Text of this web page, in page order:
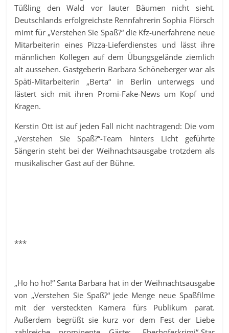
Tüßling den Wald vor lauter Bäumen nicht sieht.
Deutschlands erfolgreichste Rennfahrerin Sophia Flörsch
mimt für „Verstehen Sie Spaß?“ die Kfz-unerfahrene neue
Mitarbeiterin eines Pizza-Lieferdienstes und lässt ihre
männlichen Kollegen auf dem Übungsgelände ziemlich
alt aussehen. Gastgeberin Barbara Schöneberger war als
Späti-Mitarbeiterin „Berta“ in Berlin unterwegs und
lästert sich mit ihren Promi-Fake-News um Kopf und
Kragen.
Kerstin Ott ist auf jeden Fall nicht nachtragend: Die vom
„Verstehen Sie Spaß?“-Team hinters Licht geführte
Sängerin steht bei der Weihnachtsausgabe trotzdem als
musikalischer Gast auf der Bühne.
***
„Ho ho ho!“ Santa Barbara hat in der Weihnachtsausgabe
von „Verstehen Sie Spaß?“ jede Menge neue Spaßfilme
mit der versteckten Kamera fürs Publikum parat.
Außerdem begrüßt sie kurz vor dem Fest der Liebe